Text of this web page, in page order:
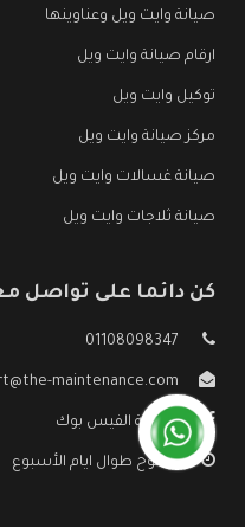
صيانة وايت ويل وعناوينها
ارقام صيانة وايت ويل
توكيل وايت ويل
مركز صيانة وايت ويل
صيانة غسالات وايت ويل
صيانة ثلاجات وايت ويل
كن دائما على تواصل
01108098347
maintenance.com
صفحة الفيس بوك
مفتوح طوال ايام الأسبوع